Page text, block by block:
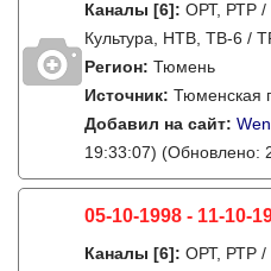
Каналы [6]: ОРТ, РТР /
Культура, НТВ, ТВ-6 /
Регион: Тюмень
Источник: Тюменская
Добавил на сайт:
19:33:07) (Обновлено:
05-10-1998 - 11-10-
Каналы [6]: ОРТ, РТР /